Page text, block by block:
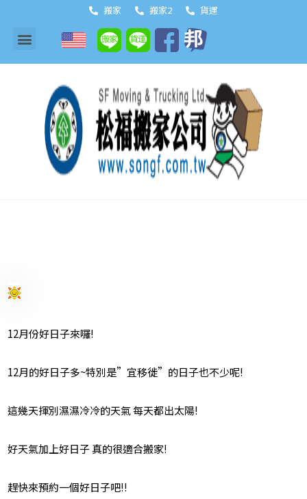
搬家 搬家2 貨運
12月份好日子來囉!
12月的好日子多~特別是”宜移徙”的日子也不少呢!
這幾天揮別濕濕冷冷的天氣 每天都出太陽!
好天氣加上好日子 真的很適合搬家!
趕快來預約一個好日子吧!!